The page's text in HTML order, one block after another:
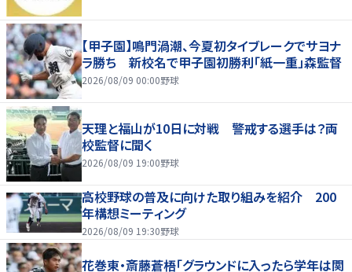
【甲子園】鳴門渦潮、今夏初タイブレークでサヨナ
ラ勝ち 新校名で甲子園初勝利「紙一重」森監督
2026/08/09 00:00野球
天理と福山が10日に対戦 警戒する選手は？両
校監督に聞く
2026/08/09 19:00野球
高校野球の普及に向けた取り組みを紹介 200
年構想ミーティング
2026/08/09 19:30野球
花巻東・斎藤蒼梧「グラウンドに入ったら学年は関